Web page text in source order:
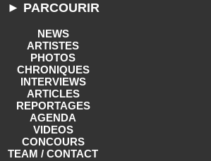
► PARCOURIR
NEWS
ARTISTES
PHOTOS
CHRONIQUES
INTERVIEWS
ARTICLES
REPORTAGES
AGENDA
VIDEOS
CONCOURS
TEAM / CONTACT